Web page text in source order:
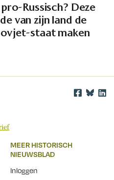
Russisch? Deze
van zijn land de
staat maken
MEER HISTORISCH
NIEUWSBLAD
Inloggen